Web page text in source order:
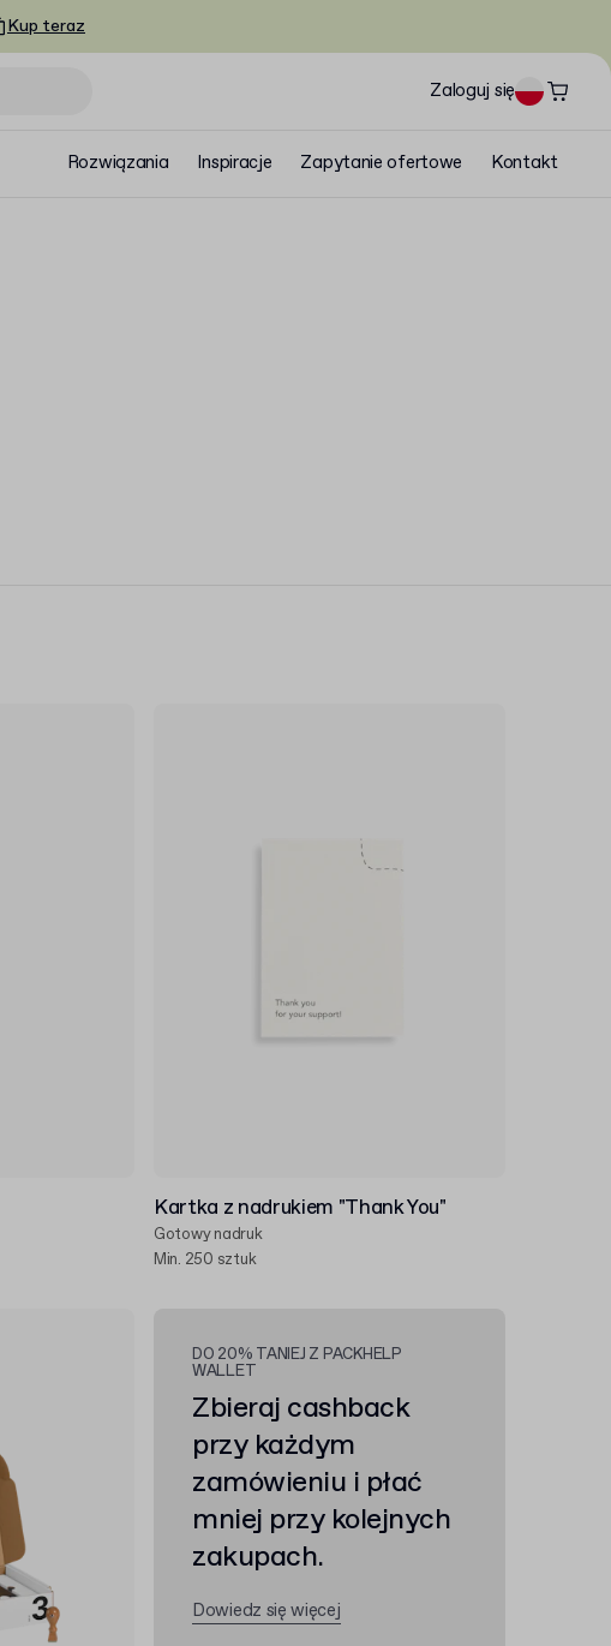
Kup teraz
Zaloguj się
Rozwiązania Inspiracje Zapytanie ofertowe Kontakt
Kartka z nadrukiem "Thank You"
Gotowy nadruk
Min. 250 sztuk
DO 20% TANIEJ Z PACKHELP
WALLET
Zbieraj cashback
przy każdym
zamówieniu i płać
mniej przy kolejnych
zakupach.
Dowiedz się więcej